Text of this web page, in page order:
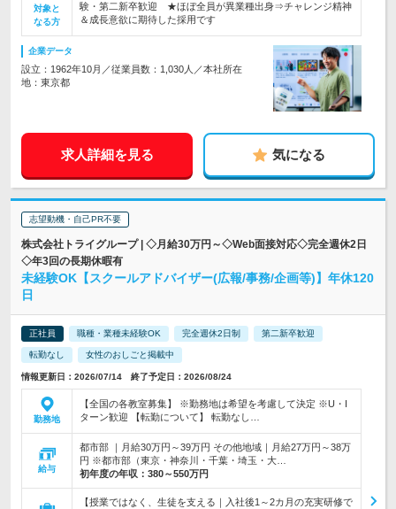
対象と
なる方
験・第二新卒歓迎 ★ほぼ全員が異業種出身⇒チャレンジ精神
＆成長意欲に期待した採用です
企業データ
設立：1962年10月／従業員数：1,030人／本社所在
地：東京都
求人詳細を見る 気になる
志望動機・自己PR不要
株式会社トライグループ | ◇月給30万円～◇Web面接対応◇完全週休2日
◇年3回の長期休暇有
未経験OK【スクールアドバイザー(広報/事務/企画等)】年休120
日
正社員 職種・業種未経験OK 完全週休2日制 第二新卒歓迎
転勤なし 女性のおしごと掲載中
情報更新日：2026/07/14 終了予定日：2026/08/24
勤務地
【全国の各教室募集】 ※勤務地は希望を考慮して決定 ※U・I
ターン歓迎 【転勤について】 転勤なし…
給与
都市部 ｜月給30万円～39万円 その他地域｜月給27万円～38万
円 ※都市部（東京・神奈川・千葉・埼玉・大…
初年度の年収： 380～550万円
【授業ではなく、生徒を支える｜入社後1～2カ月の充実研修で